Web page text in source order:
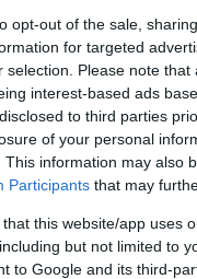
opt-out of the sale,
for targeted
selection. Please note
interest-based ads
to third parties
of your personal
This information may also
Participants that may
that this website/app uses
but not limited to
to Google and its third-
részletek
2020. január 15. szerda, 07:31
Újra szárnyalt
Kovácsékkal a
Scania